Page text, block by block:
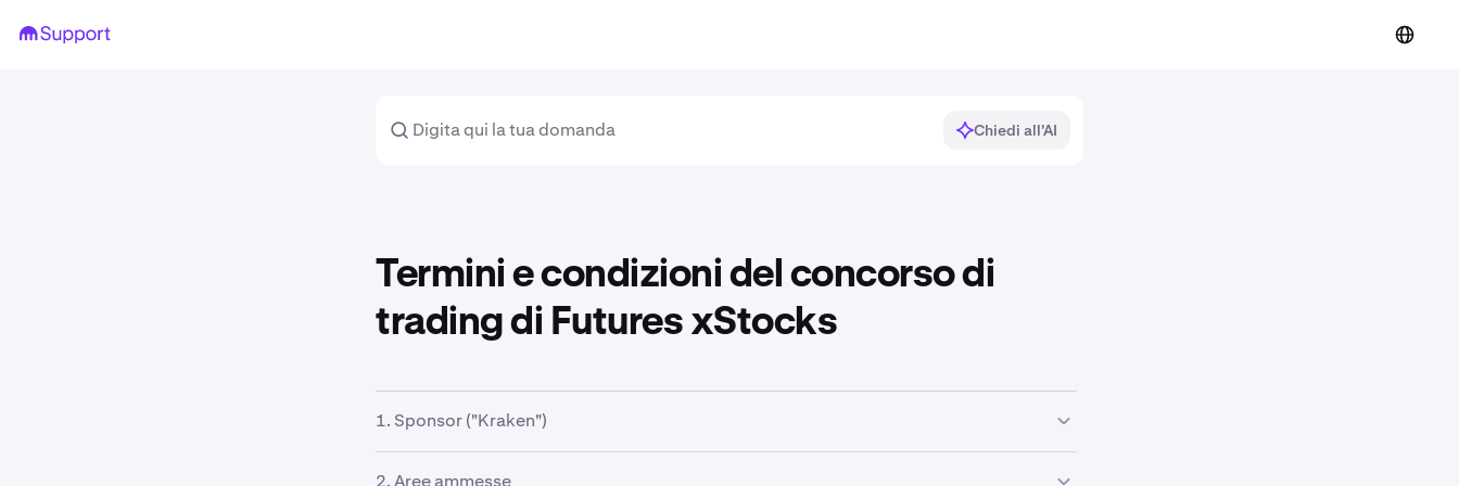
Chiedi all'AI
Termini e condizioni del concorso di
trading di Futures xStocks
1. Sponsor ("Kraken")
Questa Promozione è sponsorizzata da Payward, Inc., nota come Kraken.
2. Aree ammesse